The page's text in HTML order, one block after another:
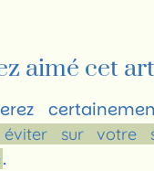
aimé cet
sur votre
.